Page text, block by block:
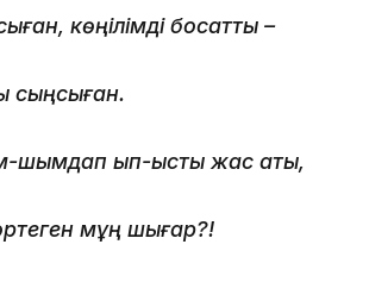
көңілімді босатты –
сыңсыған.
шымдап ып-ыстық жас ақты,
мұң шығар?!